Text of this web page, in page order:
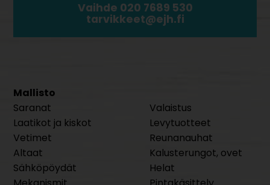
Vaihde 020 7689 530
tarvikkeet@ejh.fi
Mallisto
Saranat
Laatikot ja kiskot
Vetimet
Altaat
Sähköpöydät
Valaistus
Levytuotteet
Reunanauhat
Kalusterungot, ovet
Helat